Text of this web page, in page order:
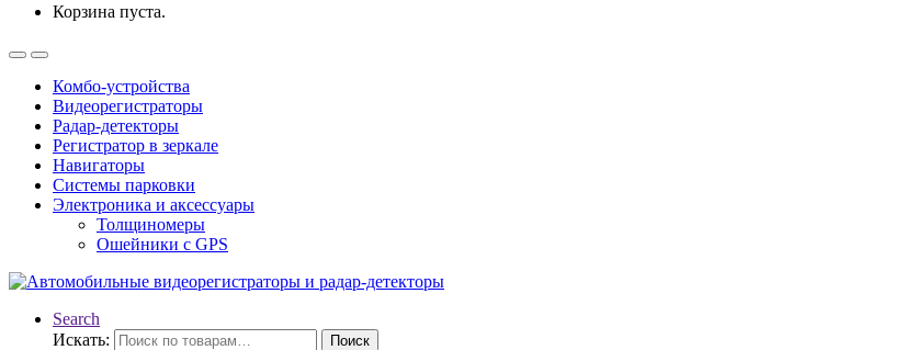
Корзина пуста.
Комбо-устройства
Видеорегистраторы
Радар-детекторы
Регистратор в зеркале
Навигаторы
Системы парковки
Электроника и аксессуары
Толщиномеры
Ошейники с GPS
Search
Искать:
Поиск